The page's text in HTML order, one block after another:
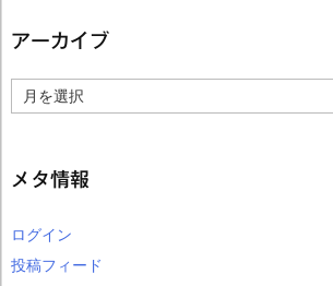
アーカイブ
ー
ブ
メタ情報
ログイン
投稿フィード